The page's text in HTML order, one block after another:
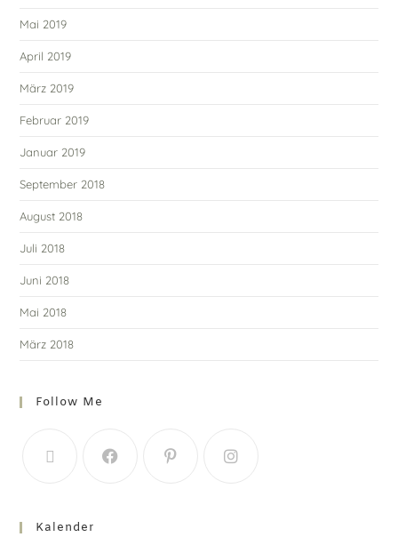
Mai 2019
April 2019
März 2019
Februar 2019
Januar 2019
September 2018
August 2018
Juli 2018
Juni 2018
Mai 2018
März 2018
Follow Me
Kalender